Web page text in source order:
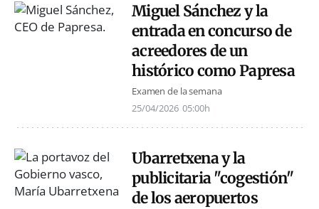
Miguel Sánchez y la
entrada en concurso de
acreedores de un
histórico como Papresa
Examen de la semana
25/04/2026 05:00h
Ubarretxena y la
publicitaria "cogestión"
de los aeropuertos